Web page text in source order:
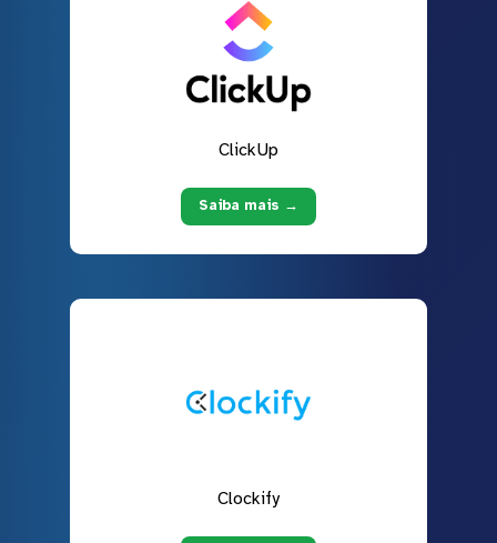
ClickUp
Saiba mais →
Clockify